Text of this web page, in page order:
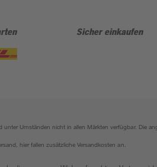
Sicher einkaufen
Umständen nicht in allen Märkten verfügbar. Die
hier fallen zusätzliche Versandkosten an.